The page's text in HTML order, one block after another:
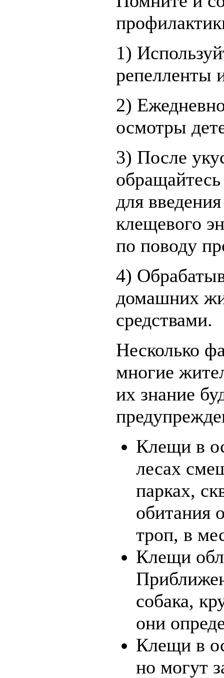
1)
репелленты
2)
осмотры
3) После
для
клещевого
по поводу
4)
домашних
средствами.
Несколько
многие
их знание
Клещи в
лесах
парках,
обитания
троп, в
Клещи
собака,
они
Клещи в
но могут